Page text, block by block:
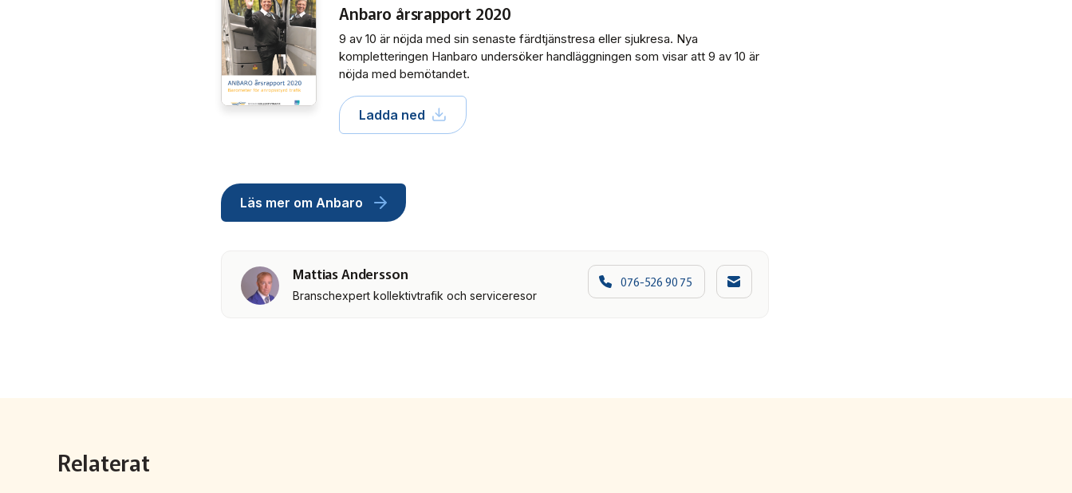
Anbaro årsrapport 2020
9 av 10 är nöjda med sin senaste färdtjänstresa eller sjukresa. Nya
kompletteringen Hanbaro undersöker handläggningen som visar att 9 av 10 är
nöjda med bemötandet.
Ladda ned
Läs mer om Anbaro
076-526 90 75
Mattias Andersson
Branschexpert kollektivtrafik och serviceresor
Relaterat